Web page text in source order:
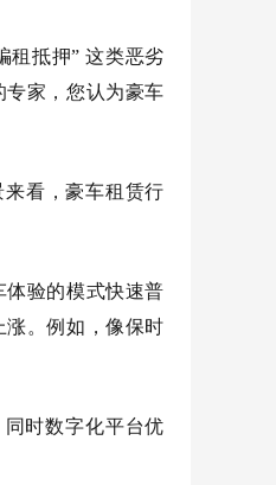
租抵押” 这类恶劣
家，您认为豪车
看，豪车租赁行
体验的模式快速普
。例如，像保时
时数字化平台优